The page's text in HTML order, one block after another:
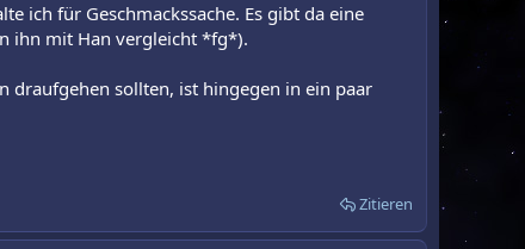
ich für Geschmackssache. Es gibt da eine
ihn mit Han vergleicht *fg*).
draufgehen sollten, ist hingegen in ein paar
Zitieren